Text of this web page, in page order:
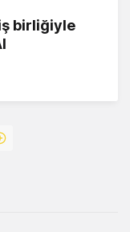
birliğiyle